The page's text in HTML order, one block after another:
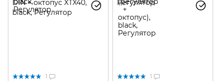
1
1